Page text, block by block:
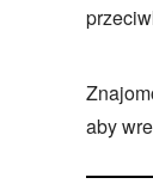
aby